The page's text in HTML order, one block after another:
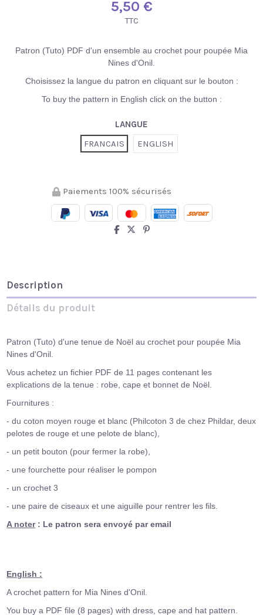
5,50 €
TTC
Patron (Tuto) PDF d'un ensemble au crochet pour poupée Mia
Nines d'Onil.
Choisissez la langue du patron en cliquant sur le bouton :
To buy the pattern in English click on the button :
LANGUE
FRANCAIS
ENGLISH
Paiements 100% sécurisés
Description
Détails du produit
Patron (Tuto) d'une tenue de Noël au crochet pour poupée Mia
Nines d'Onil.
Vous achetez un fichier PDF de 11 pages contenant les
explications de la tenue : robe, cape et bonnet de Noël.
Fournitures :
- du coton moyen rouge et blanc (Philcoton 3 de chez Phildar, deux
pelotes de rouge et une pelotede blanc),
- un petit bouton (pour fermer la robe),
- une fourchette pour réaliser le pompon
- un crochet 3
- une paire de ciseaux et une aiguille pour rentrer les fils.
A noter: Le patron sera envoyé par email
English :
A crochet pattern for Mia Nines d'Onil.
You buy a PDF file (8 pages) with dress, cape and hat pattern.